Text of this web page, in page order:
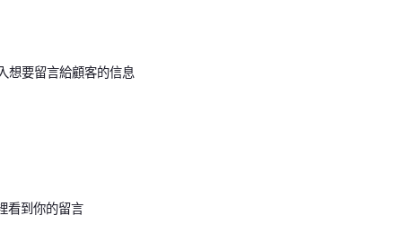
要留言給顧客的信息
看到你的留言